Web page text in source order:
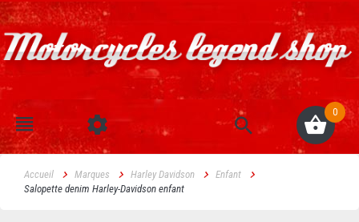
0
Accueil Marques Harley Davidson
Enfant
Salopette denim Harley-Davidson enfant